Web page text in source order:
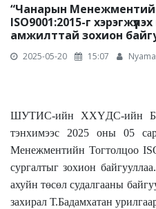
“Чанарын
ISO9001:2015-г
амжилттай зохион
2025-05-20 15:07
ШУТИС-ийн ХХҮДС-ийн
тэнхимээс 2025 оны 05
Менежментийн Тогтолцоо
сургалтыг зохион
ахуйн төсөл судалгааны
захирал Т.Бадамхатан